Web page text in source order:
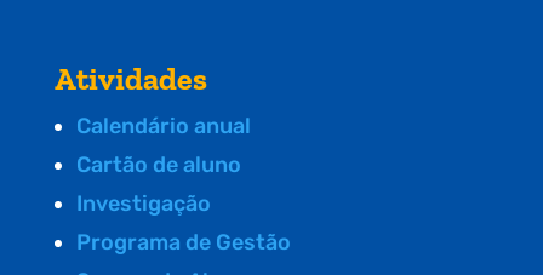
Atividades
Calendário anual
Cartão de aluno
Investigação
Programa de Gestão